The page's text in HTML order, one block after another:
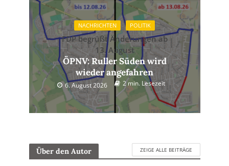
NACHRICHTEN POLITIK
FDP begrüßt Änderungen ab
13. August
ÖPNV: Ruller Süden wird
wieder angefahren
6. August 2026 2 min. Lesezeit
Über den Autor ZEIGE ALLE BEITRÄGE